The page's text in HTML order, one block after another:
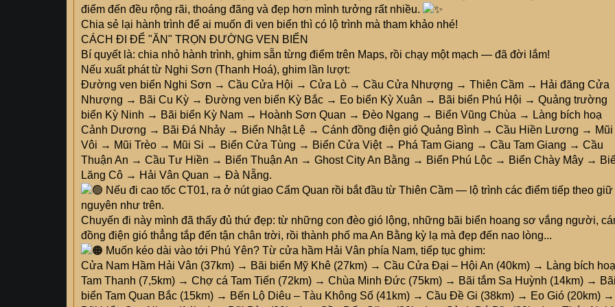
điểm đến đều rộng rãi, thoáng đãng và đẹp hơn mình tưởng rất nhiều.
Chia sẻ lại hành trình để ai muốn đi ven biển thì có lộ trình mà tham khảo nhé!
CÁCH ĐI ĐỂ "ĂN" TRỌN ĐƯỜNG VEN BIỂN
Bí quyết là: chia nhỏ hành trình, ghim sẵn từng điểm trên Maps, rồi chạy một mạch — đã đời lắm!
Nếu xuất phát từ Nghi Sơn (Thanh Hoá), ghim lần lượt:
Đường ven biển Nghi Sơn → Cầu Cửa Hội → Cửa Lò → Cầu Cửa Nhượng → Thiên Cầm → Hải đăng Cửa
Nhượng → Bãi Cu Kỳ → Đường ven biển Kỳ Bắc → Eo biển Kỳ Xuân → Bãi biển Phú Hội → Quảng trường
biển Kỳ Ninh → Bãi biển Kỳ Nam → Hoành Sơn Quan → Đèo Ngang → Biển Vũng Chùa → Làng bích hoạ
Cảnh Dương → Bãi Đá Nhảy → Biển Nhật Lệ → Cánh đồng điện gió Quảng Bình → Cầu Hiền Lương → Mũi
Vôi → Mũi Trèo → Mũi Si → Biển Cửa Tùng → Biển Cửa Việt → Phá Tam Giang → Cầu Tam Giang → Cầu
Thuận An → Cầu Tư Hiền → Biển Thuận An → Ghost City An Bằng → Biển Phú Lộc → Biển Chày Mây →
Lăng Cô → Hải Vân Quan → Đà Nẵng.
Nếu đi cao tốc CT01, ra ở nút giao Cẩm Quan rồi bắt đầu từ Thiên Cầm — lộ trình các điểm tiếp theo giữ
nguyên như trên.
Chuyến đi này mình đã thấy đủ thứ đẹp: từ những con đèo gió lộng, những bãi biển hoang sơ vắng người,
đồng điện gió thẳng tắp đến tận chân trời, rồi thành phố ma An Bằng kỳ lạ mà đẹp đến nao lòng...
Muốn kéo dài vào tới Phú Yên? Từ cửa hầm Hải Vân phía Nam, tiếp tục ghim:
Cửa Nam Hầm Hải Vân (37km) → Bãi biển Mỹ Khê (27km) → Cầu Cửa Đại – Hội An (40km) → Làng bích hoạ
Tam Thanh (7,5km) → Chợ cá Tam Tiến (72km) → Chùa Minh Đức (75km) → Bãi tắm Sa Huỳnh (14km) → Bãi
biển Tam Quan Bắc (15km) → Bến Lộ Diêu – Tàu Không Số (41km) → Cầu Đề Gi (38km) → Eo Gió (20km) →